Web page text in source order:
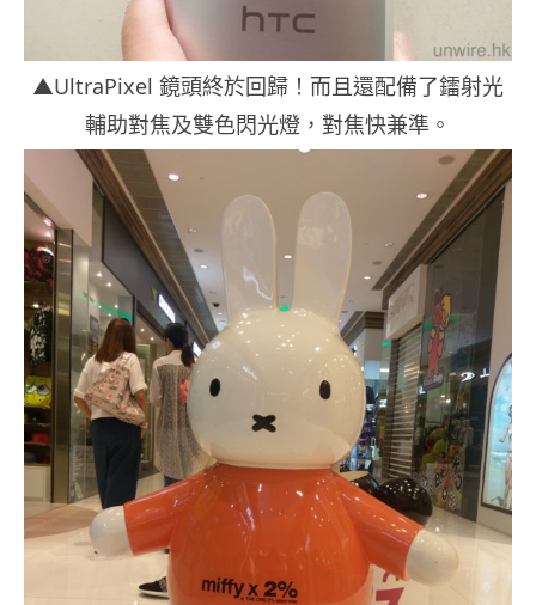
▲UltraPixel 鏡頭終於回歸！而且還配備了鐳射光
輔助對焦及雙色閃光燈，對焦快兼準。